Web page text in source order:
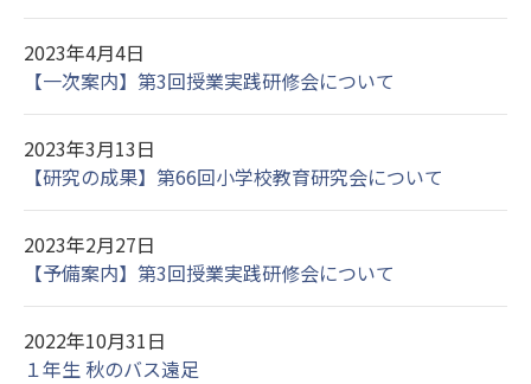
2023年4月4日
【一次案内】第3回授業実践研修会について
2023年3月13日
【研究の成果】第66回小学校教育研究会について
2023年2月27日
【予備案内】第3回授業実践研修会について
2022年10月31日
１年生 秋のバス遠足